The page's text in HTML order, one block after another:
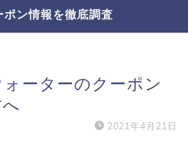
ポン情報を徹底調査
ーターのクーポン
2021年4月21日